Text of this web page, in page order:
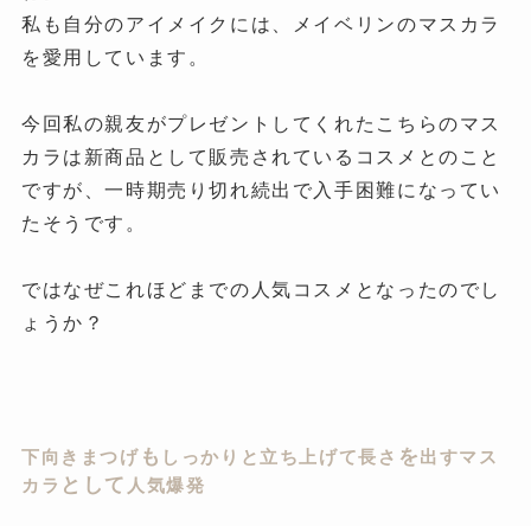
私も自分のアイメイクには、メイベリンのマスカラ
を愛用しています。
今回私の親友がプレゼントしてくれたこちらのマス
カラは新商品として販売されているコスメとのこと
ですが、一時期売り切れ続出で入手困難になってい
たそうです。
ではなぜこれほどまでの人気コスメとなったのでし
ょうか？
下向きまつげ も しっかりと立ち上げて長さ を出すマス
カラ として 人気爆発